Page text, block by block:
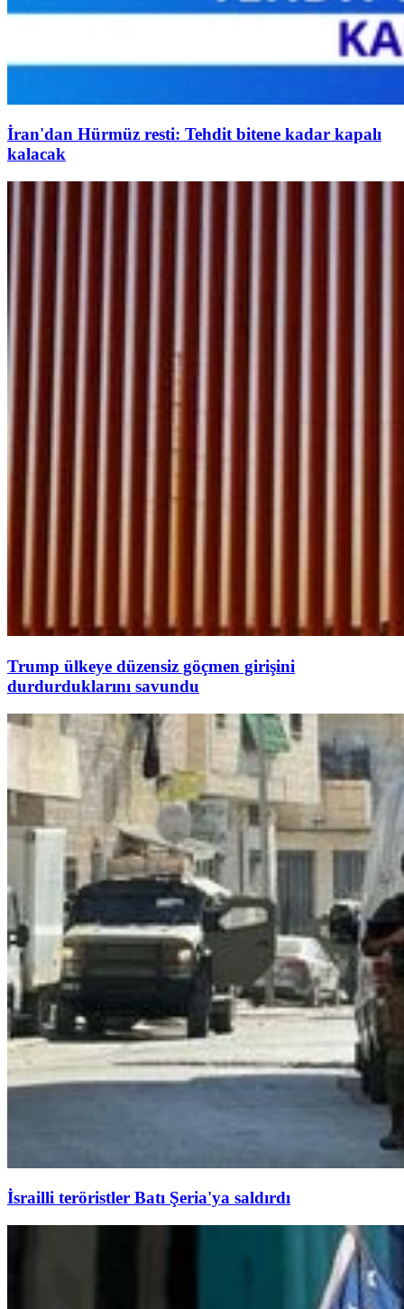
İran'dan Hürmüz resti: Tehdit bitene kadar kapalı
kalacak
Trump ülkeye düzensiz göçmen girişini
durdurduklarını savundu
İsrailli teröristler Batı Şeria'ya saldırdı